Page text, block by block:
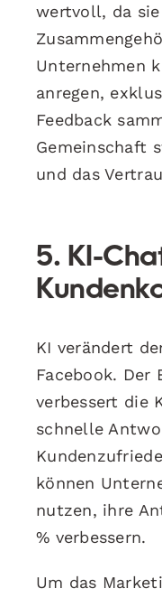
wertvoll, da
Unternehmen
anregen,
Feedback
Gemeinschaft
und das
5. KI-
KI verändert
Facebook. Der
verbessert die
schnelle
können
nutzen, ihre
% verbessern.
Um das